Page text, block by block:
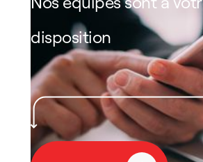
disposition